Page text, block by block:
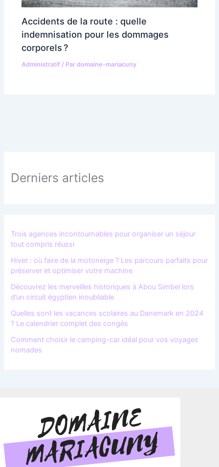
Accidents de la route : quelle
indemnisation pour les dommages
corporels ?
Administratif / Pardomaine-mariacuny
Derniers articles
Trois agences incontournables pour organiser un séjour
tout compris réussi
Hiver : où faire de la motoneige ? Les parcours parfaits pour
préserver et optimiser votre machine
Découvrez les merveilles historiques à Abou Simbel lors
d’un circuit égyptien inoubliable
Quelles sont les vacances scolaires au Danemark en 2024
? Le calendrier complet des congés
Comment choisir le camping-car idéal pour vos voyages
nomades